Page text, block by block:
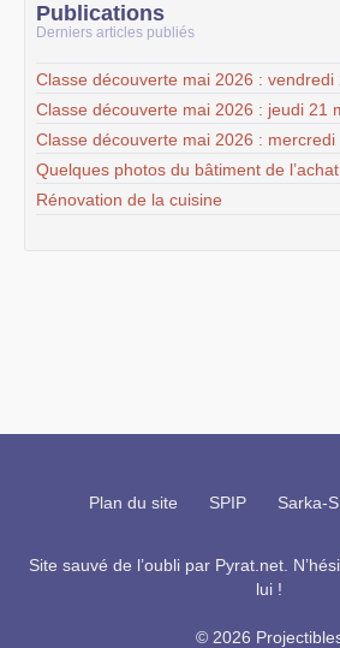
Publications
Derniers articles publiés
Classe découverte mai 2026 : vendredi
Classe découverte mai 2026 : jeudi 21
Classe découverte mai 2026 : mercredi
Quelques photos du bâtiment de
Rénovation de la cuisine
Plan du site SPIP Sarka-
Site sauvé de l’oubli par Pyrat.net .
lui !
© 2026